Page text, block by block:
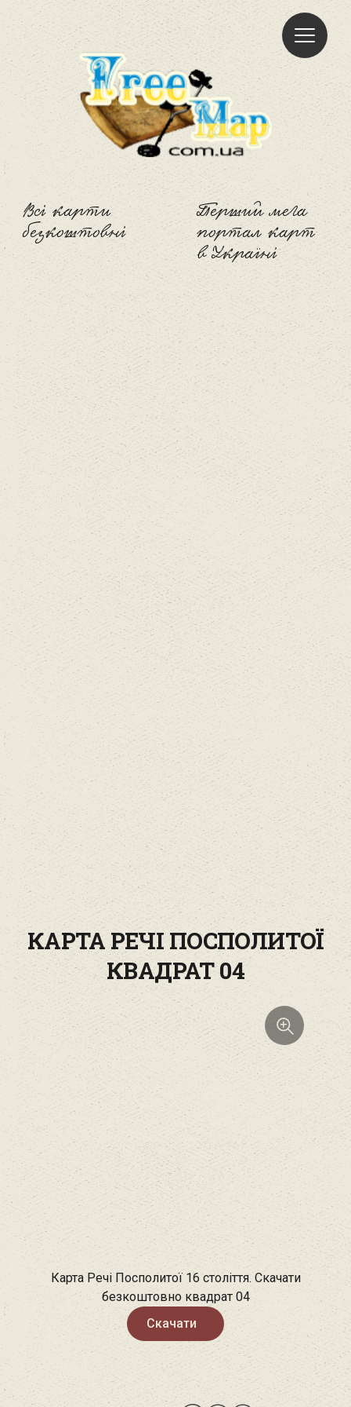
Всі карти
безкоштовні
Freemap
Перший мега
портал карт
в Україні
КАРТА РЕЧІ ПОСПОЛИТОЇ
КВАДРАТ 04
Карта Речі Посполитої 16 століття. Скачати
безкоштовно квадрат 04
Скачати